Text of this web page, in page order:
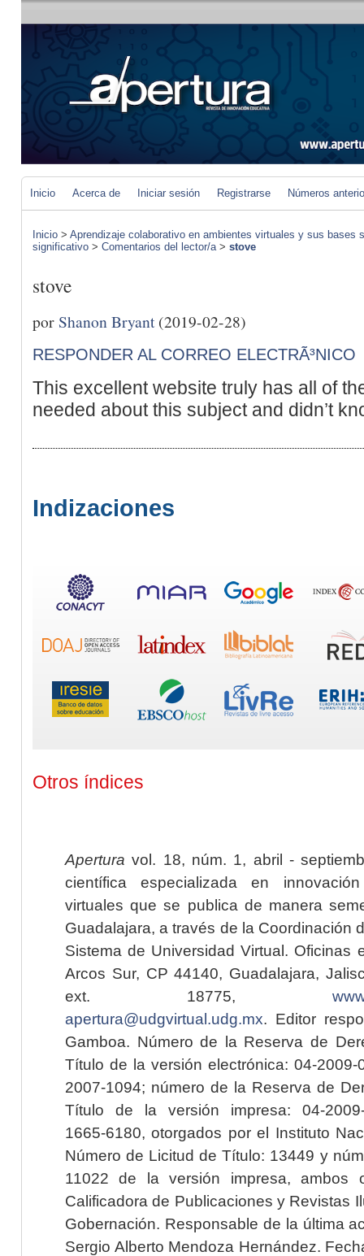
Inicio Acerca de Iniciar sesión Registrarse Números
Inicio > Aprendizaje colaborativo en ambientes virtuales y sus
significativo > Comentarios del lector/a> stove
stove
porShanon Bryant(2019-02-28)
RESPONDER AL CORREO ELECTRÃ³NICO
This excellent website truly has all of
needed about this subject and didn’t
Indizaciones
Otros índices
Apertura vol. 18, núm. 1, abril -
científica especializada en
virtuales que se publica de manera
Guadalajara, a través de la Coordinación
Sistema de Universidad Virtual. Oficinas
Arcos Sur, CP 44140, Guadalajara,
ext. 18775,
apertura@udgvirtual.udg.mx. Editor
Gamboa. Número de la Reserva de
Título de la versión electrónica: 04-2009-
2007-1094; número de la Reserva de
Título de la versión impresa: 04-2009-
1665-6180, otorgados por el Instituto
Número de Licitud de Título: 13449 y
11022 de la versión impresa, ambos
Calificadora de Publicaciones y Revistas
Gobernación. Responsable de la última
Sergio Alberto Mendoza Hernández.